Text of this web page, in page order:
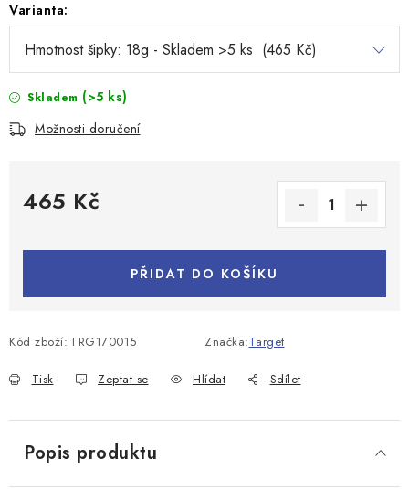
Varianta:
Skladem (>5 ks)
Možnosti doručení
465 Kč
PŘIDAT DO KOŠÍKU
Kód zboží: TRG170015 Značka:Target
Tisk Zeptat se Hlídat Sdílet
Popis produktu